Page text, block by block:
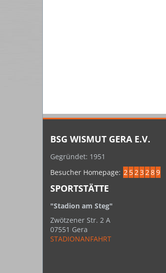
BSG WISMUT GERA E.V.
Gegründet: 1951
Besucher Homepage: 2 523 289
SPORTSTÄTTE
"Stadion am Steg"
Zwötzener Str. 2 A
07551 Gera
STADIONANFAHRT